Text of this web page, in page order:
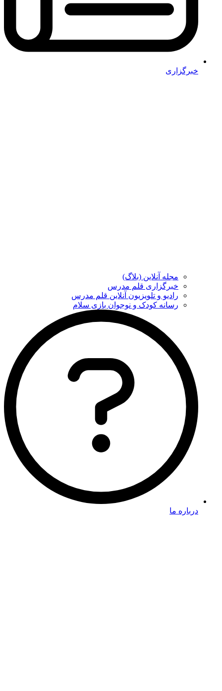
خبرگزاری
مجله آنلاین (بلاگ)
خبرگزاری قلم مدرس
رادیو و تلویزیون آنلاین قلم مدرس
رسانه کودک و نوجوان بازی سلام
درباره ما